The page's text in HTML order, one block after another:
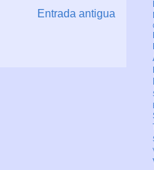
Entrada antigua